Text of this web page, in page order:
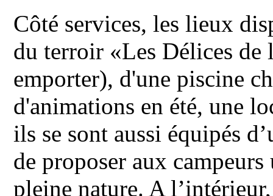
Côté services, les lieux
du terroir «Les Délices de
emporter), d'une piscine
d'animations en été, une
ils se sont aussi équipés
de proposer aux
pleine nature. A